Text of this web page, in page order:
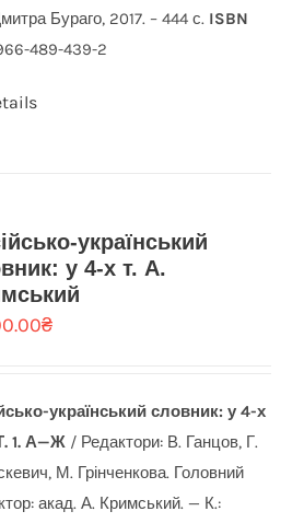
Бураго, 2017. – 444 с. ISBN
489-439-2
український
у 4-х т. А.
₴
український словник: у 4-х
1. А—Ж/ Редактори: В. Ганцов, Г.
М. Грінченкова. Головний
акад. А. Кримський. — К.: